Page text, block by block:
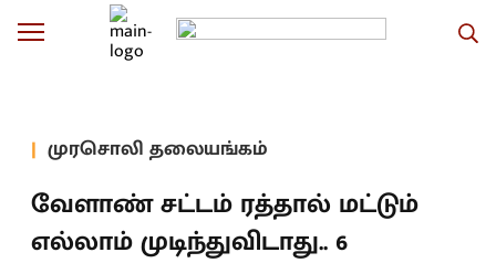
முரசொலி தலையங்கம்
வேளாண் சட்டம் ரத்தால் மட்டும்
எல்லாம் முடிந்துவிடாது.. 6